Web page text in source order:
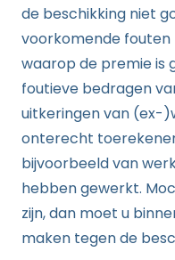
de beschikking niet
voorkomende fouten
waarop de premie is
foutieve bedragen
uitkeringen van (ex-
onterecht
bijvoorbeeld van
hebben gewerkt.
zijn, dan moet u
maken tegen de